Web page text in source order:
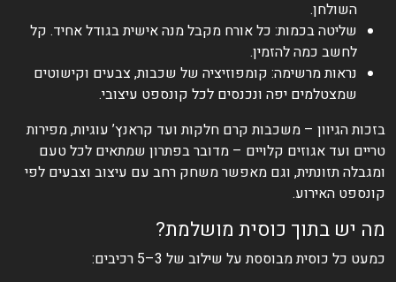
השולחן.
שליטה בכמות: כל אורח מקבל מנה אישית בגודל אחיד. קל
לחשב כמה להזמין.
נראות מרשימה: קומפוזיציה של שכבות, צבעים וקישוטים
שמצטלמים יפה ונכנסים לכל קונספט עיצובי.
בזכות הגיוון – משכבות קרם חלקות ועד קראנץ’ עוגיות, מפירות
טריים ועד אגוזים קלויים – מדובר בפתרון שמתאים לכל טעם
ומגבלה תזונתית, וגם מאפשר משחק רחב עם עיצוב וצבעים לפי
קונספט האירוע.
מה יש בתוך כוסית מושלמת?
כמעט כל כוסית מבוססת על שילוב של 3–5 רכיבים: